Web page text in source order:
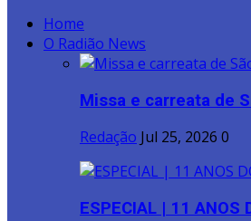
Home
O Radião News
Missa e carreata de
Redação Jul 25, 2026 0
ESPECIAL | 11 ANOS